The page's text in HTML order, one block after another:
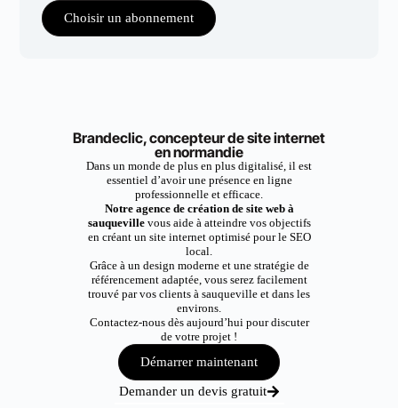
Choisir un abonnement
Brandeclic, concepteur de site internet
en normandie
Dans un monde de plus en plus digitalisé, il est
essentiel d’avoir une présence en ligne
professionnelle et efficace.
Notre agence de création de site web à
sauquevillevous aide à atteindre vos objectifs
en créant un site internet optimisé pour le SEO
local.
Grâce à un design moderne et une stratégie de
référencement adaptée, vous serez facilement
trouvé par vos clients à sauqueville et dans les
environs.
Contactez-nous dès aujourd’hui pour discuter
de votre projet !
Démarrer maintenant
Demander un devis gratuit